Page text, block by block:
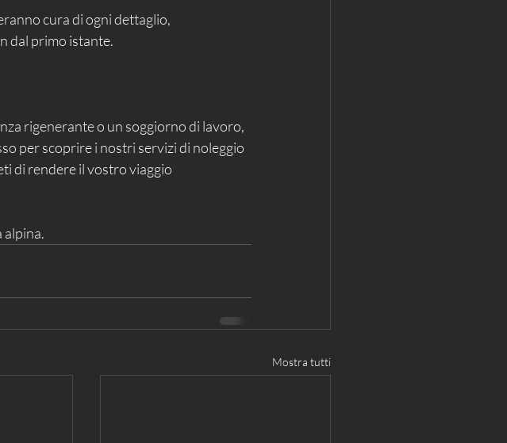
cura di ogni dettaglio,
dal primo istante.
rigenerante o un soggiorno di lavoro,
per scoprire i nostri servizi di noleggio
di rendere il vostro viaggio
alpina.
Mostra tutti